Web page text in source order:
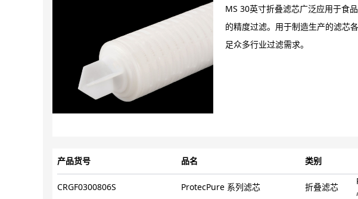
MS 30英寸折叠滤芯广泛应用于食
的精度过滤。用于制造生产的滤芯
足众多行业过滤需求。
产品货号 品名 类别
CRGF0300806S ProtecPure 系列滤芯 折叠滤芯